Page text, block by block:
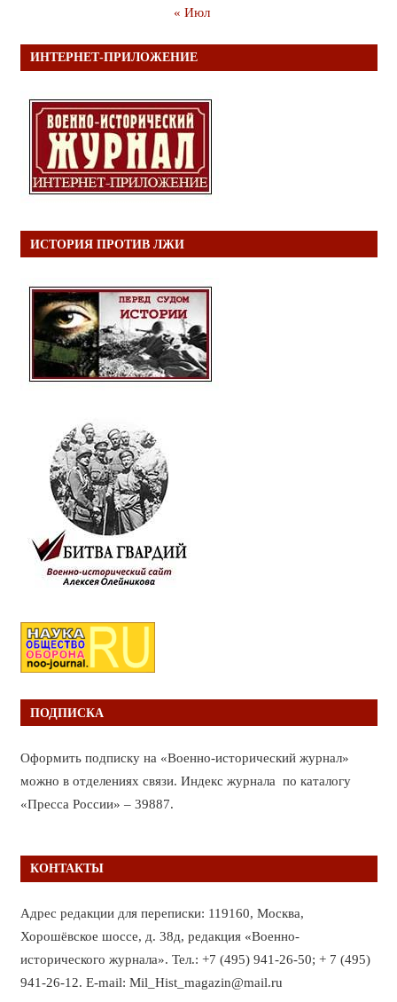
« Июл
ИНТЕРНЕТ-ПРИЛОЖЕНИЕ
ИСТОРИЯ ПРОТИВ ЛЖИ
ПОДПИСКА
Оформить подписку на «Военно-исторический журнал»
можно в отделениях связи. Индекс журнала по каталогу
«Пресса России» – 39887.
КОНТАКТЫ
Адрес редакции для переписки: 119160, Москва,
Хорошёвское шоссе, д. 38д, редакция «Военно-
исторического журнала». Тел.: +7 (495) 941-26-50; + 7 (495)
941-26-12. E-mail: Mil_Hist_magazin@mail.ru